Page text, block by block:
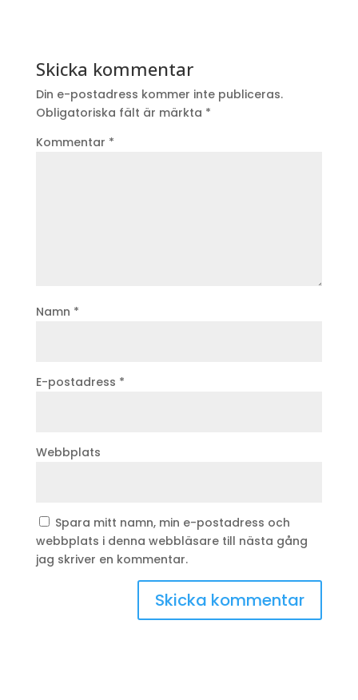
Skicka kommentar
Din e-postadress kommer inte publiceras.
Obligatoriska fält är märkta *
Kommentar *
Namn *
E-postadress *
Webbplats
Spara mitt namn, min e-postadress och
webbplats i denna webbläsare till nästa gång
jag skriver en kommentar.